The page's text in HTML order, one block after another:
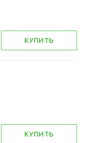
КУПИТЬ
КУПИТЬ